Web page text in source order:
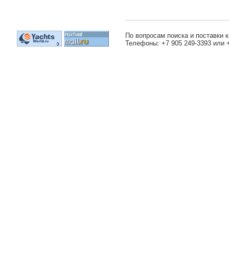
По вопросам поиска и поставки
Телефоны: +7 905 249-3393 или